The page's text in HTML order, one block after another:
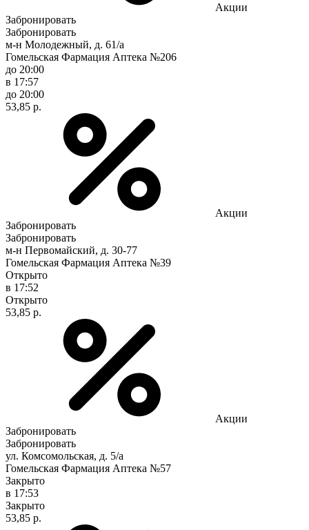
Акции
Забронировать
Забронировать
м-н Молодежный, д. 61/а
Гомельская Фармация Аптека №206
до 20:00
в 17:57
до 20:00
53,85 р.
Акции
Забронировать
Забронировать
м-н Первомайский, д. 30-77
Гомельская Фармация Аптека №39
Открыто
в 17:52
Открыто
53,85 р.
Акции
Забронировать
Забронировать
ул. Комсомольская, д. 5/а
Гомельская Фармация Аптека №57
Закрыто
в 17:53
Закрыто
53,85 р.